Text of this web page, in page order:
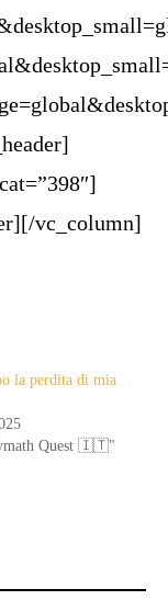
vc_column]
la perdita di mia
Quest 🇮🇹"